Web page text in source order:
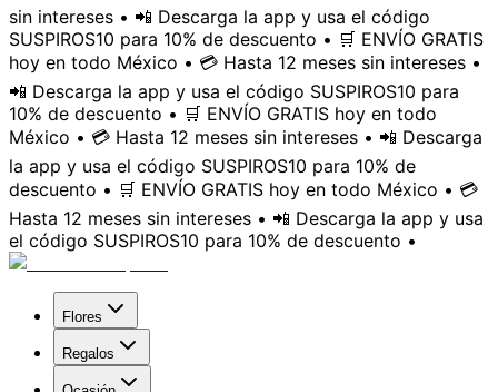
sin intereses • 📲 Descarga la app y usa el código
SUSPIROS10 para 10% de descuento • 🛒 ENVÍO GRATIS
hoy en todo México • 💳 Hasta 12 meses sin intereses •
📲 Descarga la app y usa el código SUSPIROS10 para
10% de descuento • 🛒 ENVÍO GRATIS hoy en todo
México • 💳 Hasta 12 meses sin intereses • 📲 Descarga
la app y usa el código SUSPIROS10 para 10% de
descuento • 🛒 ENVÍO GRATIS hoy en todo México • 💳
Hasta 12 meses sin intereses • 📲 Descarga la app y usa
el código SUSPIROS10 para 10% de descuento •
Flores
Regalos